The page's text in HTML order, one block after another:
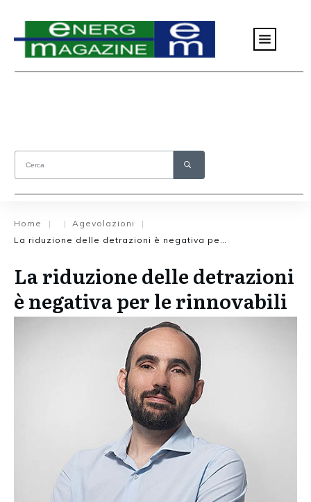
Home | | Agevolazioni
|
La riduzione delle detrazioni
è negativa per le rinnovabili